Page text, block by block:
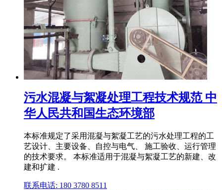
污水混凝与絮凝处理工程技术规范 中
华人民共和国生态环境部
本标准规定了采用混凝与絮凝工艺的污水处理工程的工
艺设计、主要设备、自控与电气、 施工验收、运行管理
的技术要求。 本标准适用于混凝与絮凝工艺的新建、改
建和扩建 .
联系电话: 180 3780 8511